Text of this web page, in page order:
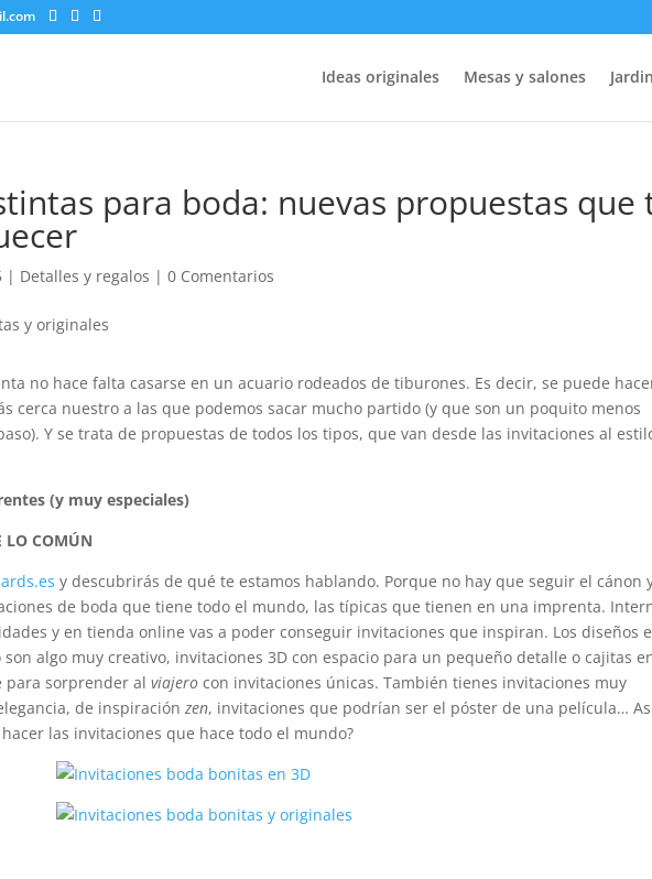
Ideas originales Mesas y salones
para boda: nuevas propuestas que
| Detalles y regalos |0 Comentarios
no hace falta casarse en un acuario rodeados de tiburones. Es decir, se puede
cerca nuestro a las que podemos sacar mucho partido (y que son un poquito menos
Y se trata de propuestas de todos los tipos, que van desde las invitaciones al
(y muy especiales)
LO COMÚN
y descubrirás de qué te estamos hablando. Porque no hay que seguir el cánon
de boda que tiene todo el mundo, las típicas que tienen en una imprenta.
y en tienda online vas a poder conseguir invitaciones que inspiran. Los diseños
algo muy creativo, invitaciones 3D con espacio para un pequeño detalle o cajitas
para sorprender alviajero con invitaciones únicas. También tienes invitaciones muy
de inspiración zen, invitaciones que podrían ser el póster de una película…
las invitaciones que hace todo el mundo?